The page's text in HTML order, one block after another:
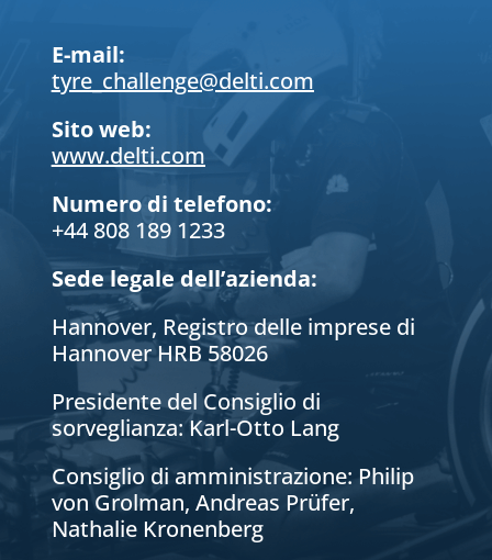
E-mail:
tyre_challenge@delti.com
Sito web:
www.delti.com
Numero di telefono:
+44 808 189 1233
Sede legale dell’azienda:
Hannover, Registro delle imprese di
Hannover HRB 58026
Presidente del Consiglio di
sorveglianza: Karl-Otto Lang
Consiglio di amministrazione: Philip
von Grolman, Andreas Prüfer,
Nathalie Kronenberg